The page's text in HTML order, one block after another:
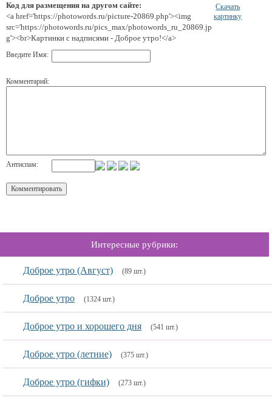
Код для размещения на другом сайте:
<a href='https://photowords.ru/picture-20869.php'><img
src='https://photowords.ru/pics_max/photowords_ru_20869.jp
g'><br>Картинки с надписями - Доброе утро!</a>
Скачать
картинку
Введите Имя:
Комментарий:
Антиспам:
Интересные рубрики:
Доброе утро (Август) (89 шт.)
Доброе утро (1324 шт.)
Доброе утро и хорошего дня (541 шт.)
Доброе утро (летние) (375 шт.)
Доброе утро (гифки) (273 шт.)